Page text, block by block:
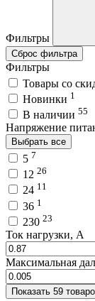
Фильтры
Сброс фильтра
Фильтры
Товары со
Новинки 1
В наличии 55
Напряжение
Выбрать все
5 7
12 26
24 11
36 1
230 23
Ток нагрузки, A
Максимальная
Показать 59